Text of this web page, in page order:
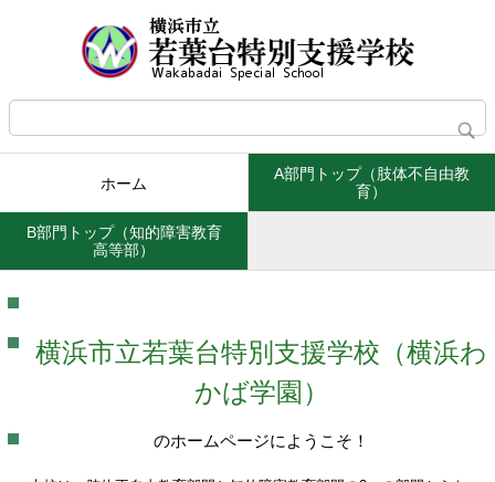
ホーム
A部門トップ（肢体不自由教
育）
B部門トップ（知的障害教育
高等部）
横浜市立若葉台特別支援学校（横浜わ
かば学園）
のホームページにようこそ！